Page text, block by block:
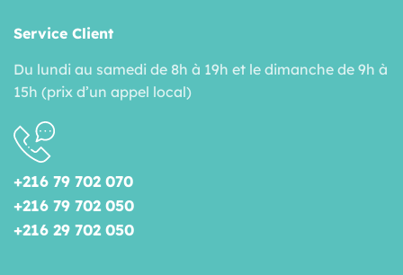
Service Client
Du lundi au samedi de 8h à 19h et le dimanche de 9h à
15h (prix d’un appel local)
+216 79 702 070
+216 79 702 050
+216 29 702 050